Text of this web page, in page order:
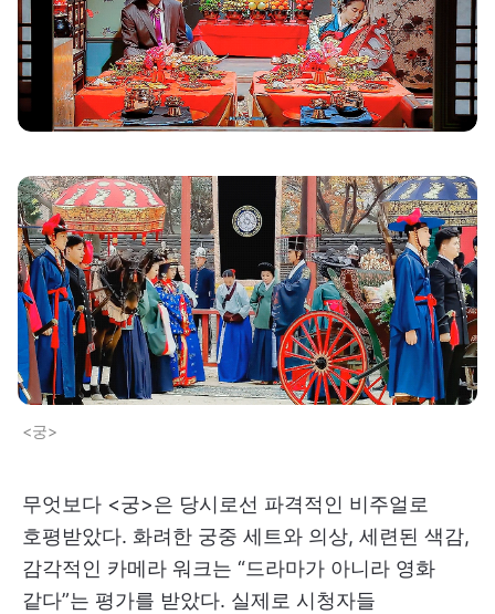
<궁>
무엇보다 <궁>은 당시로선 파격적인 비주얼로
호평받았다. 화려한 궁중 세트와 의상, 세련된 색감,
감각적인 카메라 워크는 “드라마가 아니라 영화
같다”는 평가를 받았다. 실제로 시청자들